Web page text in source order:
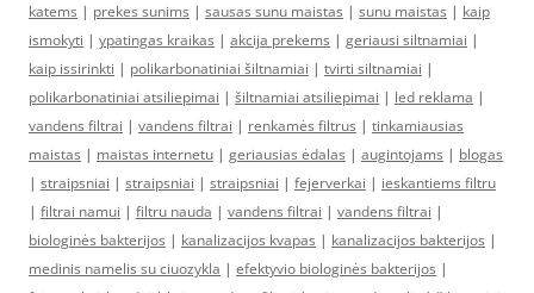
katems | prekes sunims | sausas sunu maistas | sunu maistas | kaip
ismokyti | ypatingas kraikas | akcija prekems | geriausi siltnamiai |
kaip issirinkti | polikarbonatiniai šiltnamiai | tvirti siltnamiai |
polikarbonatiniai atsiliepimai | šiltnamiai atsiliepimai | led reklama |
vandens filtrai | vandens filtrai | renkamės filtrus | tinkamiausias
maistas | maistas internetu | geriausias ėdalas | augintojams | blogas
| straipsniai | straipsniai | straipsniai | fejerverkai | ieskantiems filtru
| filtrai namui | filtru nauda | vandens filtrai | vandens filtrai |
biologinės bakterijos | kanalizacijos kvapas | kanalizacijos bakterijos |
medinis namelis su ciuozykla | efektyvio biologinės bakterijos |